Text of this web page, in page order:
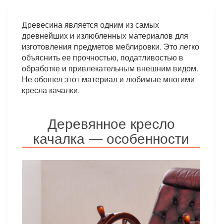
Древесина является одним из самых
древнейших и излюбленных материалов для
изготовления предметов меблировки. Это легко
объяснить ее прочностью, податливостью в
обработке и привлекательным внешним видом.
Не обошел этот материал и любимые многими
кресла качалки.
Деревянное кресло
качалка — особенности